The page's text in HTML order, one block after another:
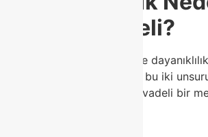
Tercih Edilmeli?
Koltuk seçiminde konfor ve
kriterlerdir. Agusto koltuk, bu iki
getirerek kullanıcıya uzun vadeli bir